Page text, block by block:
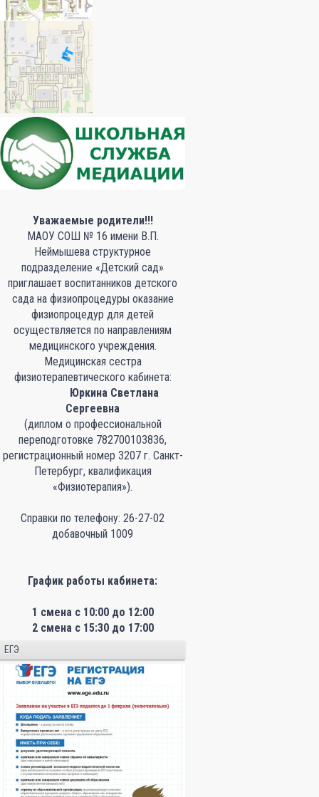
Уважаемые родители!!!
МАОУ СОШ № 16 имени В.П.
Неймышева структурное
подразделение «Детский сад»
приглашает воспитанников детского
сада на физиопроцедуры оказание
физиопроцедур для детей
осуществляется по направлениям
медицинского учреждения.
Медицинская сестра
физиотерапевтического кабинета:
Юркина Светлана
Сергеевна
(диплом о профессиональной
переподготовке 782700103836,
регистрационный номер 3207 г. Санкт-
Петербург, квалификация
«Физиотерапия»).
Справки по телефону: 26-27-02
добавочный 1009
График работы кабинета:
1 смена с 10:00 до 12:00
2 смена с 15:30 до 17:00
ЕГЭ